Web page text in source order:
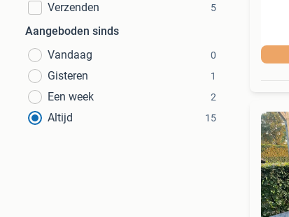
Verzenden 5
Aangeboden sinds
Vandaag
0
Gisteren 1
Een week 2
Altijd 15